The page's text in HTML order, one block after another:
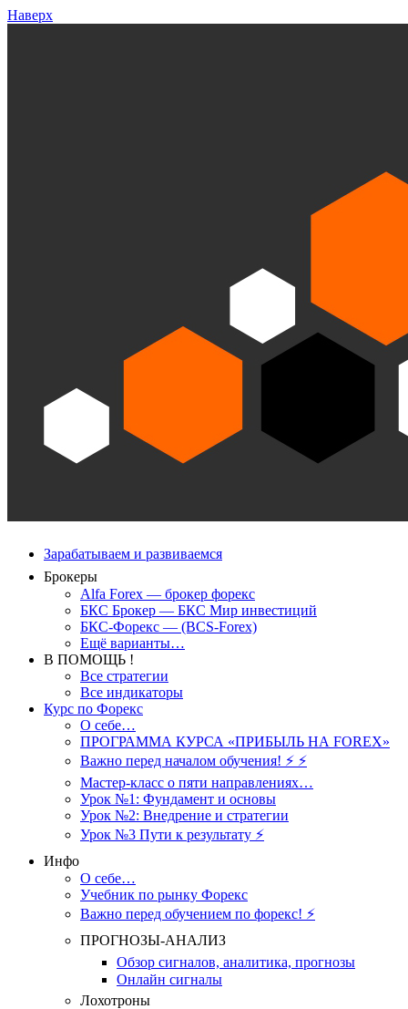
Наверх
Зарабатываем и развиваемся
Брокеры
Alfa Forex — брокер форекс
БКС Брокер — БКС Мир инвестиций
БКС-Форекс — (BCS-Forex)
Ещё варианты…
В ПОМОЩЬ !
Все стратегии
Все индикаторы
Курс по Форекс
О себе…
ПРОГРАММА КУРСА «ПРИБЫЛЬ НА FOREX»
Важно перед началом обучения! ⚡ ⚡
Мастер-класс о пяти направлениях…
Урок №1: Фундамент и основы
Урок №2: Внедрение и стратегии
Урок №3 Пути к результату ⚡️
Инфо
О себе…
Учебник по рынку Форекс
Важно перед обучением по форекс! ⚡
ПРОГНОЗЫ-АНАЛИЗ
Обзор сигналов, аналитика, прогнозы
Онлайн сигналы
Лохотроны